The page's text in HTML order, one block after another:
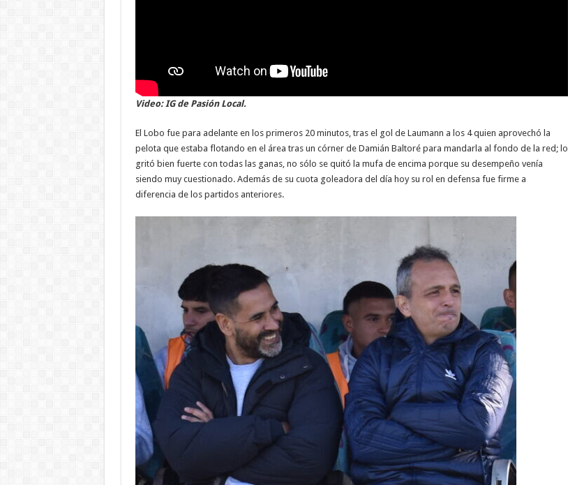
Video: IG de Pasión Local.
El Lobo fue para adelante en los primeros 20 minutos, tras el gol de Laumann a los 4 quien aprovechó la
pelota que estaba flotando en el área tras un córner de Damián Baltoré para mandarla al fondo de la red; lo
gritó bien fuerte con todas las ganas, no sólo se quitó la mufa de encima porque su desempeño venía
siendo muy cuestionado. Además de su cuota goleadora del día hoy su rol en defensa fue firme a
diferencia de los partidos anteriores.